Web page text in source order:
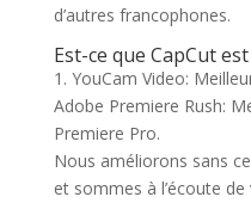
d’autres francophones.
Est-ce que CapCut
1. YouCam Video:
Adobe Premiere Rush:
Premiere Pro.
Nous améliorons sans
et sommes à l’écoute